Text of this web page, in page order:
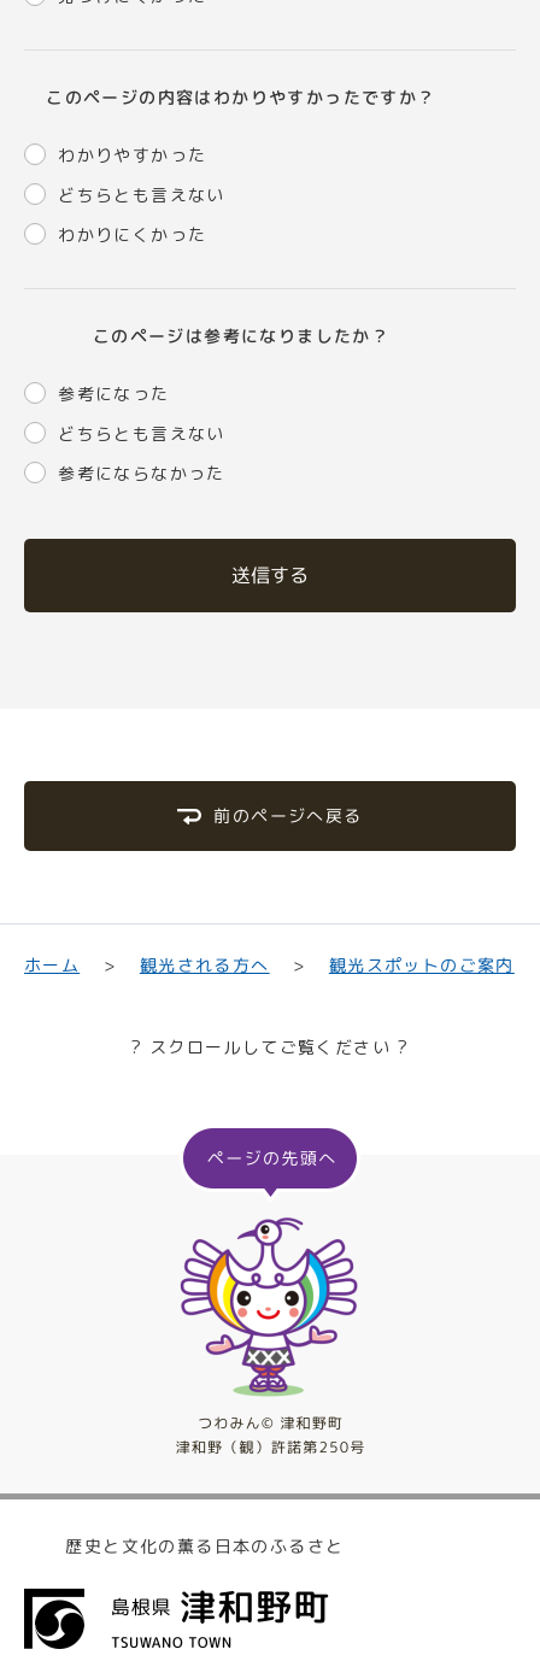
このページの内容はわかりやすかったですか？
わかりやすかった
どちらとも言えない
わかりにくかった
このページは参考になりましたか？
参考になった
どちらとも言えない
参考にならなかった
送信する
前のページへ戻る
ホーム 観光される方へ 観光スポットのご案内
? スクロールしてご覧ください ?
歴史と文化の薫る日本のふるさと